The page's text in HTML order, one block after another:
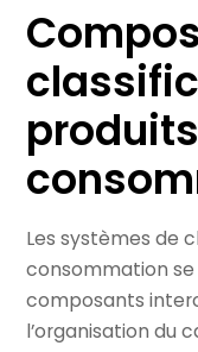
Les systèmes de
consommation
composants
l’organisation du